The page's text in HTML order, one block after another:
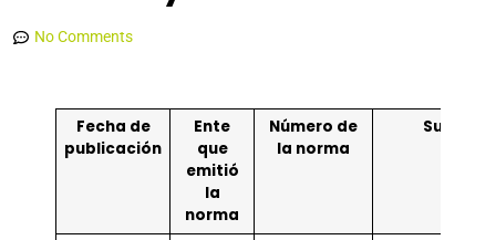
No Comments
Fecha de
publicación
Ente
que
emitió
la
norma
Número de
la norma
Sumilla